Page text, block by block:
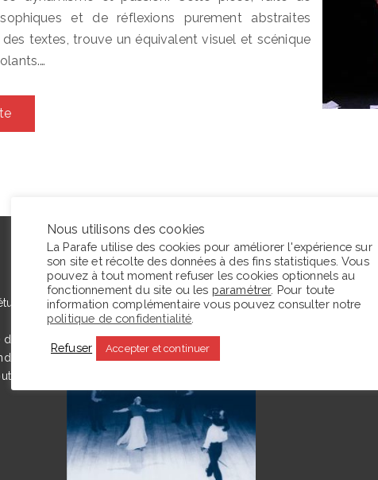
et de réflexions purement abstraites
textes, trouve un équivalent visuel et scénique
de
En ce moment La Parafe lit :
Nous utilisons des cookies
La Parafe utilise des cookies pour améliorer l'expérience sur
son site et récolte des données à des fins statistiques. Vous
pouvez à tout moment refuser les cookies optionnels au
fonctionnement du site ou les paramétrer. Pour toute
information complémentaire vous pouvez consulter notre
politique de confidentialité
Refuser Accepter et continuer